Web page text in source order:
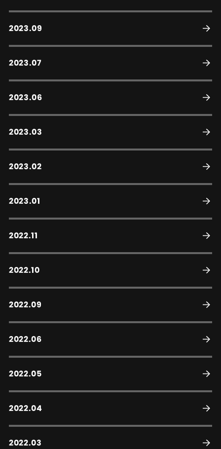
2023.09
2023.07
2023.06
2023.03
2023.02
2023.01
2022.11
2022.10
2022.09
2022.06
2022.05
2022.04
2022.03